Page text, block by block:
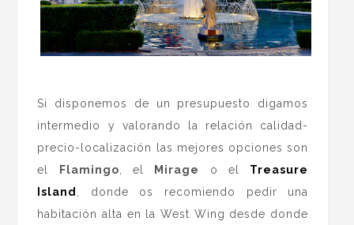
Si disponemos de un presupuesto digamos
intermedio y valorando la relación calidad-
precio-localización las mejores opciones son
el
Flamingo, el Mirage o el Treasure
Island , donde os recomiendo pedir una
habitación alta en la West Wing desde donde